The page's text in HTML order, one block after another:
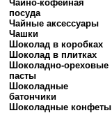
Чайно-кофейная
посуда
Чайные аксессуары
Чашки
Шоколад в коробках
Шоколад в плитках
Шоколадно-ореховые
пасты
Шоколадные
батончики
Шоколадные конфеты